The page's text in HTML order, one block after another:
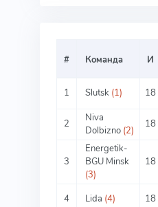
# Команда И
1 Slutsk (1) 18
2
Niva
Dolbizno (2)
18
3
Energetik-
BGU Minsk
(3)
18
4 Lida (4) 18